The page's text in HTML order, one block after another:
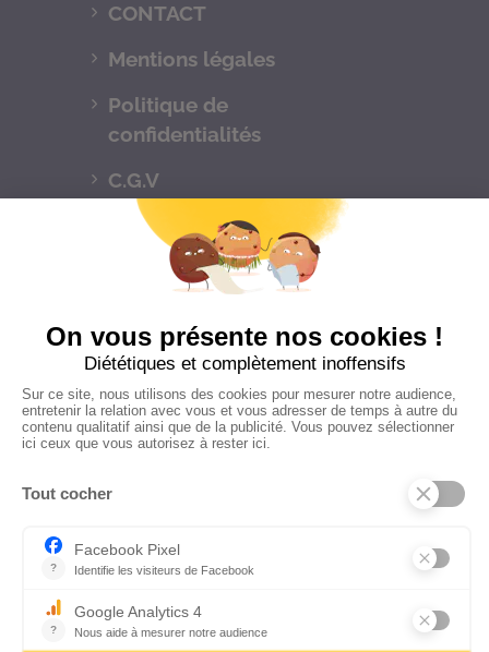
CONTACT
Mentions légales
Politique de
confidentialités
C.G.V
Suivez-nous
CONTACTEZ-NOUS
Florence Servan-Schreiber © 2026